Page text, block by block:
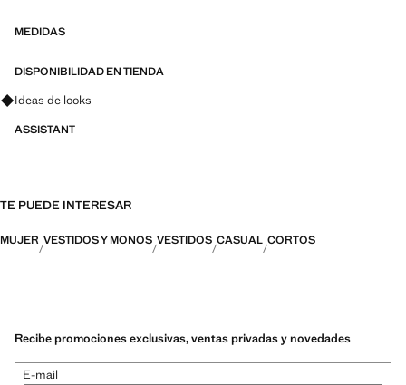
MEDIDAS
DISPONIBILIDAD EN TIENDA
Pregunta por looks, prendas y tendencias
Ideas de looks
ASSISTANT
TE PUEDE INTERESAR
MUJER VESTIDOS Y MONOS VESTIDOS CASUAL CORTOS
Recibe promociones exclusivas, ventas privadas y novedades
E-mail